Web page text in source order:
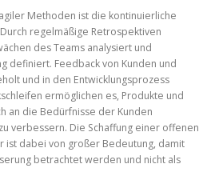
Methoden ist die kontinuierliche
regelmäßige Retrospektiven
des Teams analysiert und
definiert. Feedback von Kunden und
und in den Entwicklungsprozess
ermöglichen es, Produkte und
an die Bedürfnisse der Kunden
verbessern. Die Schaffung einer offenen
ist dabei von großer Bedeutung, damit
betrachtet werden und nicht als